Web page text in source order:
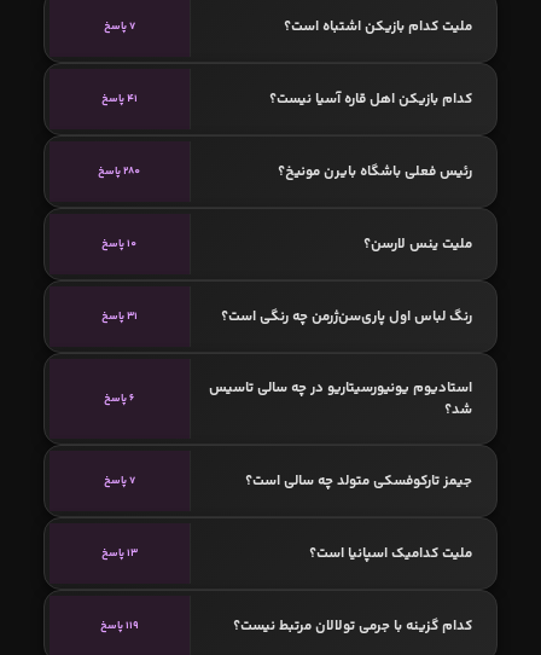
ملیت کدام بازیکن اشتباه است؟ 7 پاسخ
کدام بازیکن اهل قاره آسیا نیست؟ 41 پاسخ
رئیس فعلی باشگاه بایرن مونیخ؟ 280 پاسخ
ملیت ینس لارسن؟ 10 پاسخ
رنگ لباس اول پاری‌سن‌ژرمن چه رنگی است؟ 31 پاسخ
استادیوم یونیورسیتاریو در چه سالی تاسیس
شد؟
6 پاسخ
جیمز تارکوفسکی متولد چه سالی است؟ 7 پاسخ
ملیت کدامیک اسپانیا است؟ 13 پاسخ
کدام گزینه با جرمی تولالان مرتبط نیست؟ 119 پاسخ